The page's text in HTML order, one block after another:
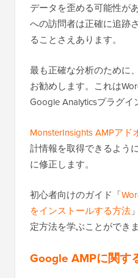
データを歪める可能性が
への訪問者は正確に追跡
ることさえあります。
最も正確な分析のために、
お勧めします。これは
Google Analyticsプラグイ
MonsterInsights AMPアド
計情報を取得できるよう
に修正します。
初心者向けのガイド「
をインストールする方法
定方法を学ぶことができま
Google AMPに関す